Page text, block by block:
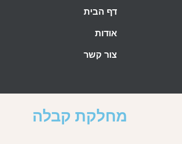
דף הבית
אודות
צור קשר
מחלקת קבלה